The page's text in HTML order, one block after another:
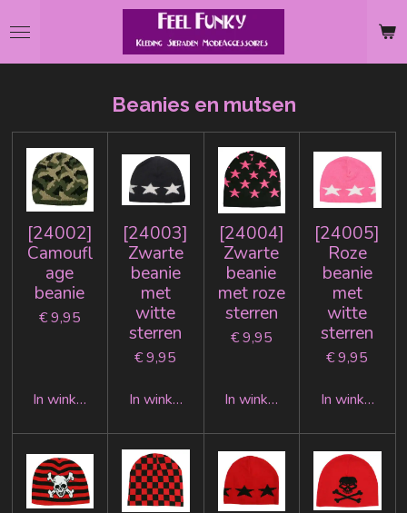
direct
naar
Beanies en mutsen
[24002]
Camoufl
age
beanie
€ 9,95
In winkelwagen
[24003]
Zwarte
beanie
met
witte
sterren
€ 9,95
In winkelwagen
[24004]
Zwarte
beanie
met roze
sterren
€ 9,95
In winkelwagen
[24005]
Roze
beanie
met
witte
sterren
€ 9,95
In